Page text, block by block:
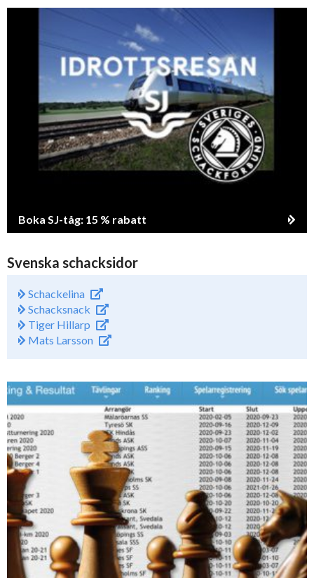
Boka SJ-tåg: 15 % rabatt
Svenska schacksidor
Schackelina
Schacksnack
Tiger Hillarp
Mats Larsson